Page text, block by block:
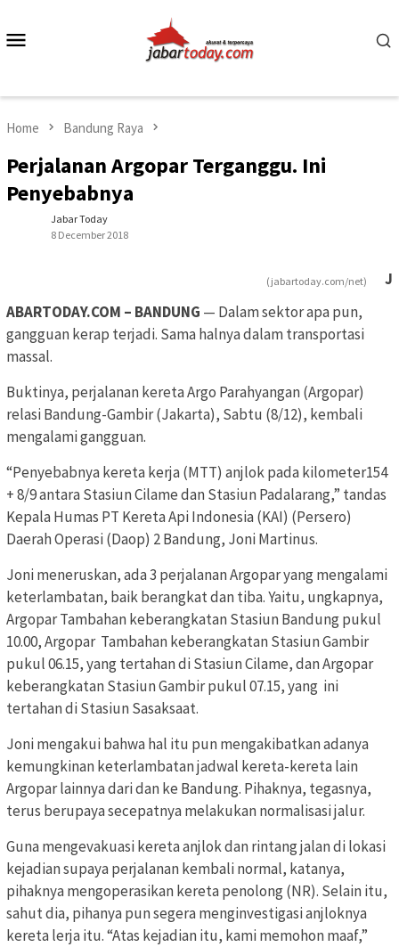
content
Home Bandung Raya
Perjalanan Argopar Terganggu. Ini
Penyebabnya
Jabar Today
8 December 2018
(jabartoday.com/net)
J
ABARTODAY.COM – BANDUNG — Dalam sektor apa pun,
gangguan kerap terjadi. Sama halnya dalam transportasi
massal.
Buktinya, perjalanan kereta Argo Parahyangan (Argopar)
relasi Bandung-Gambir (Jakarta), Sabtu (8/12), kembali
mengalami gangguan.
“Penyebabnya kereta kerja (MTT) anjlok pada kilometer154
+ 8/9 antara Stasiun Cilame dan Stasiun Padalarang,” tandas
Kepala Humas PT Kereta Api Indonesia (KAI) (Persero)
Daerah Operasi (Daop) 2 Bandung, Joni Martinus.
Joni meneruskan, ada 3 perjalanan Argopar yang mengalami
keterlambatan, baik berangkat dan tiba. Yaitu, ungkapnya,
Argopar Tambahan keberangkatan Stasiun Bandung pukul
10.00, Argopar Tambahan keberangkatan Stasiun Gambir
pukul 06.15, yang tertahan di Stasiun Cilame, dan Argopar
keberangkatan Stasiun Gambir pukul 07.15, yang ini
tertahan di Stasiun Sasaksaat.
Joni mengakui bahwa hal itu pun mengakibatkan adanya
kemungkinan keterlambatan jadwal kereta-kereta lain
Argopar lainnya dari dan ke Bandung. Pihaknya, tegasnya,
terus berupaya secepatnya melakukan normalisasi jalur.
Guna mengevakuasi kereta anjlok dan rintang jalan di lokasi
kejadian supaya perjalanan kembali normal, katanya,
pihaknya mengoperasikan kereta penolong (NR). Selain itu,
sahut dia, pihanya pun segera menginvestigasi anjloknya
kereta lerja itu. “Atas kejadian itu, kami memohon maaf,”